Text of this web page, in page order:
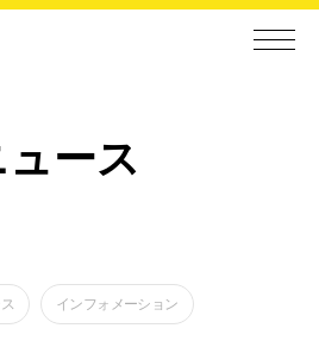
ース
インフォメーション